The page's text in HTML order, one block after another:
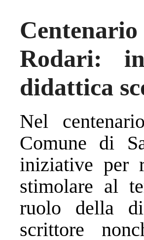
Rodari:
didattica
Nel
Comune di
iniziative per
stimolare al
ruolo della
scrittore